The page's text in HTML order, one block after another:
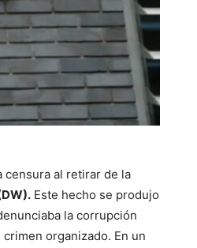
censura al retirar de la
Este hecho se produjo
la corrupción
organizado. En un